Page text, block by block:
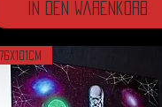
In den Warenkorb
76x101cm